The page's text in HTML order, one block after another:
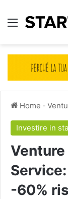
Menu
Home -
Investire in
-60%